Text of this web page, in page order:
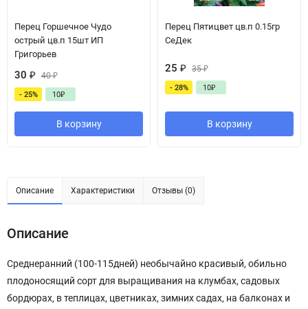
Перец Горшечное Чудо
острый цв.п 15шт ИП
Григорьев
30 ₽ 40₽
- 25% 10₽
В корзину
Перец Пятицвет цв.п 0.15гр
СеДек
25 ₽ 35₽
- 28% 10₽
В корзину
Описание Характеристики Отзывы (0)
Описание
Среднеранний (100-115дней) необычайно красивый, обильно
плодоносящий сорт для выращивания на клумбах, садовых
бордюрах, в теплицах, цветниках, зимних садах, на балконах и